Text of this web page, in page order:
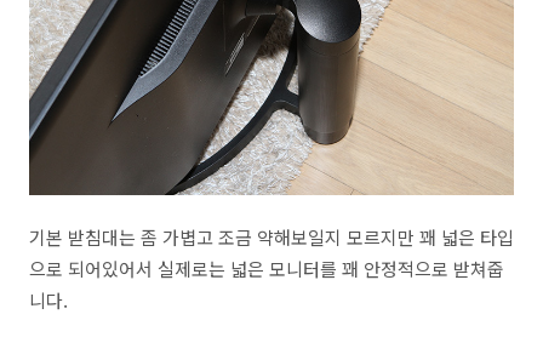
기본 받침대는 좀 가볍고 조금 약해보일지 모르지만 꽤 넓은 타입
으로 되어있어서 실제로는 넓은 모니터를 꽤 안정적으로 받쳐줍
니다.